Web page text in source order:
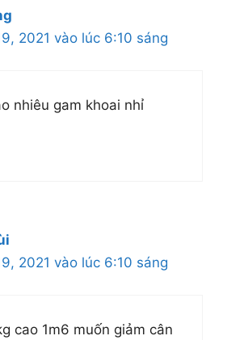
2021 vào lúc 6:10 sáng
nhiêu gam khoai nhỉ
2021 vào lúc 6:10 sáng
cao 1m6 muốn giảm cân